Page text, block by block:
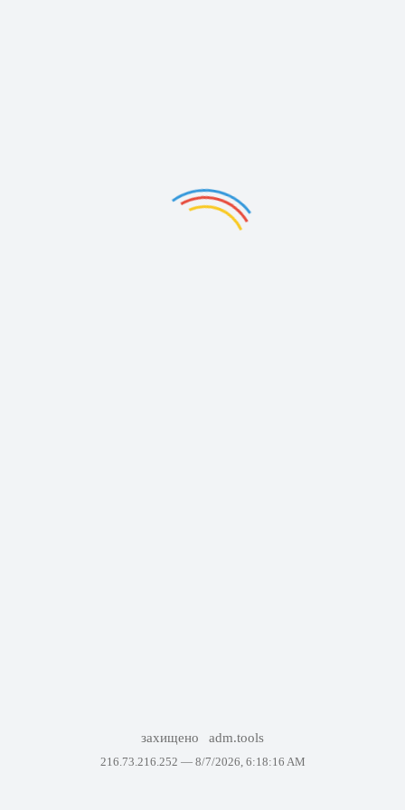
захищено adm.tools
216.73.216.252 — 8/7/2026, 6:18:16 AM